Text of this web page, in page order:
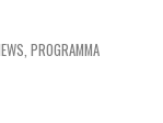
, PROGRAMMA